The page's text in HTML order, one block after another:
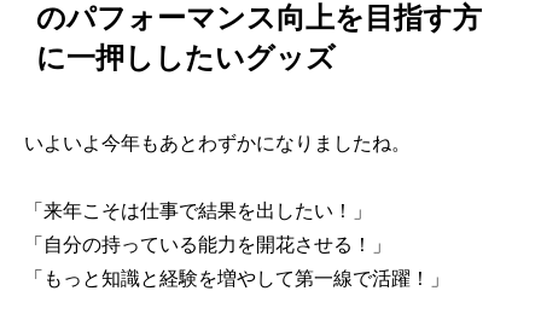
のパフォーマンス向上を目指す方
に一押ししたいグッズ
いよいよ今年もあとわずかになりましたね。
「来年こそは仕事で結果を出したい！」
「自分の持っている能力を開花させる！」
「もっと知識と経験を増やして第一線で活躍！」